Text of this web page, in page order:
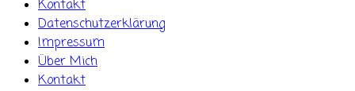
Kontakt
Datenschutzerklärung
Impressum
Über Mich
Kontakt